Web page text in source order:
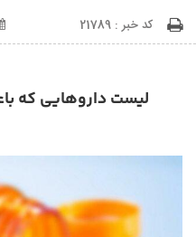
کد خبر : 21789
لیست داروهایی که